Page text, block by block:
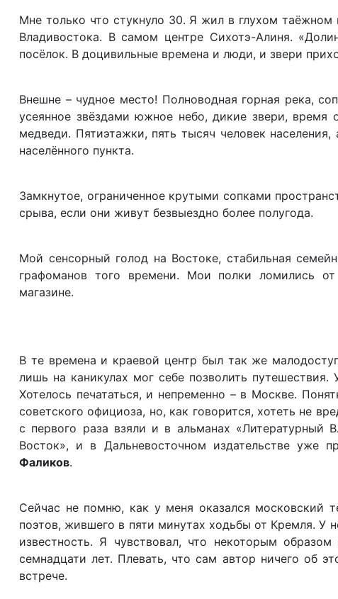
Мне только что стукнуло 30. Я жил в глухом
Владивостока. В самом центре Сихотэ-Алиня.
посёлок. В доцивильные времена и люди, и звери
Внешне – чудное место! Полноводная горная река,
усеянное звёздами южное небо, дикие звери,
медведи. Пятиэтажки, пять тысяч человек
населённого пункта.
Замкнутое, ограниченное крутыми сопками
срыва, если они живут безвыездно более полугода.
Мой сенсорный голод на Востоке, стабильная
графоманов того времени. Мои полки ломились
магазине.
В те времена и краевой центр был так же
лишь на каникулах мог себе позволить
Хотелось печататься, и непременно – в Москве.
советского официоза, но, как говорится, хотеть не
с первого раза взяли и в альманах «Литературный
Восток», и в Дальневосточном издательстве уже
Фаликов.
Сейчас не помню, как у меня оказался московский
поэтов, жившего в пяти минутах ходьбы от Кремля. У
известность. Я чувствовал, что некоторым
семнадцати лет. Плевать, что сам автор ничего об
встрече.